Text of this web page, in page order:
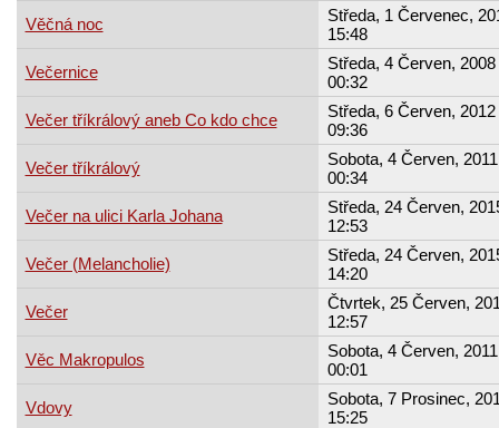
Věčná noc
Středa, 1 Červenec,
15:48
Večernice
Středa, 4 Červen, 2008
00:32
Večer tříkrálový aneb Co kdo chce
Středa, 6 Červen, 2012
09:36
Večer tříkrálový
Sobota, 4 Červen,
00:34
Večer na ulici Karla Johana
Středa, 24 Červen,
12:53
Večer (Melancholie)
Středa, 24 Červen,
14:20
Večer
Čtvrtek, 25 Červen,
12:57
Věc Makropulos
Sobota, 4 Červen,
00:01
Vdovy
Sobota, 7 Prosinec,
15:25